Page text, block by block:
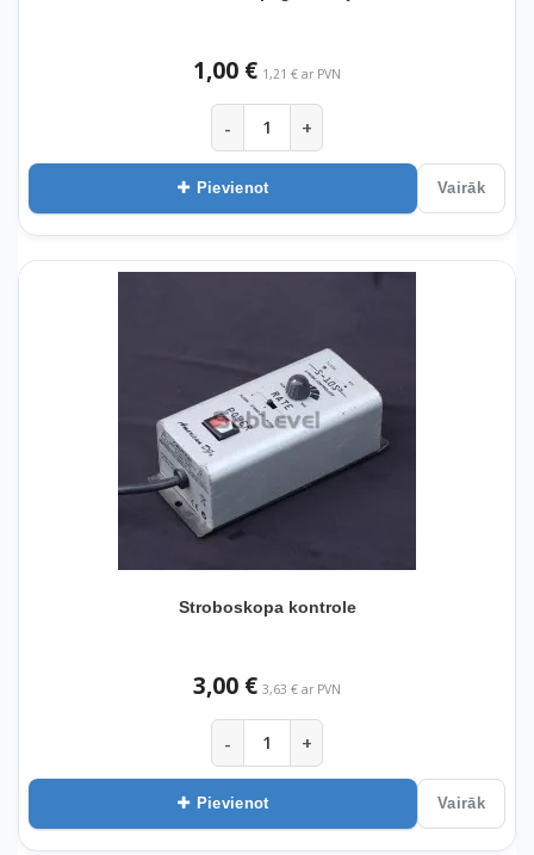
1,00 € 1,21 € ar PVN
- +
Pievienot Vairāk
Stroboskopa kontrole
3,00 € 3,63 € ar PVN
- +
Pievienot Vairāk